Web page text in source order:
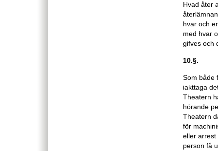
Hvad åter
hvar och
med hvar
gifves och
10.§.
Som både
iakttaga
Theatern
hörande
Theatern
för
eller arrest
person få